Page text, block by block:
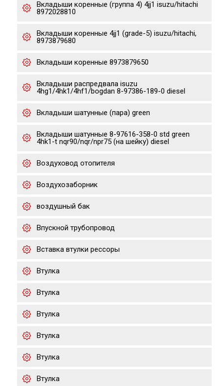
Вкладыши коренные (группа 4) 4jj1 isuzu/hitachi
8972028810
Вкладыши коренные 4jj1 (grade-5) isuzu/hitachi,
8973879680
Вкладыши коренные 8973879650
Вкладыши распредвала isuzu
4hg1/4hk1/4hf1/bogdan 8-97386-189-0 diesel
Вкладыши шатунные (пара) green
Вкладыши шатунные 8-97616-358-0 std green
4hk1-t nqr90/nqr/npr75 (на шейку) diesel
Воздуховод отопителя
Воздухозаборник
воздушный бак
Впускной трубопровод
Вставка втулки рессоры
Втулка
Втулка
Втулка
Втулка
Втулка
Втулка